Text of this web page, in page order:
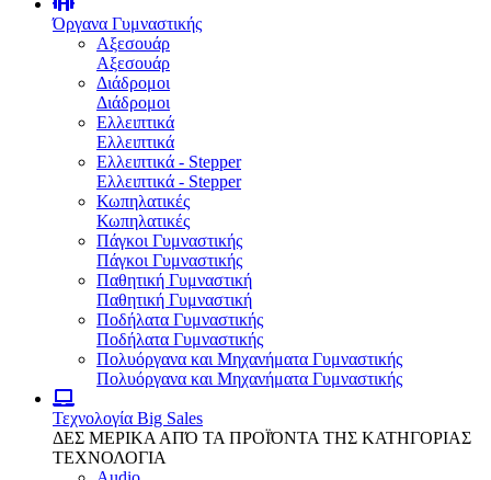
Όργανα Γυμναστικής
Αξεσουάρ
Αξεσουάρ
Διάδρομοι
Διάδρομοι
Ελλειπτικά
Ελλειπτικά
Ελλειπτικά - Stepper
Ελλειπτικά - Stepper
Κωπηλατικές
Κωπηλατικές
Πάγκοι Γυμναστικής
Πάγκοι Γυμναστικής
Παθητική Γυμναστική
Παθητική Γυμναστική
Ποδήλατα Γυμναστικής
Ποδήλατα Γυμναστικής
Πολυόργανα και Μηχανήματα Γυμναστικής
Πολυόργανα και Μηχανήματα Γυμναστικής
Τεχνολογία Big Sales
ΔΕΣ ΜΕΡΙΚΑ ΑΠΌ ΤΑ ΠΡΟΪΌΝΤΑ ΤΗΣ ΚΑΤΗΓΟΡΙΑΣ
ΤΕΧΝΟΛΟΓΙΑ